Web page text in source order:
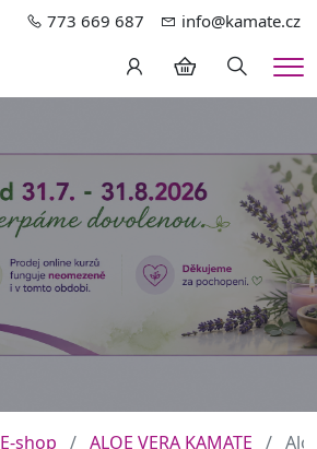
773 669 687 info@kamate.cz
Hledání
E-shop ALOE VERA KAMATE